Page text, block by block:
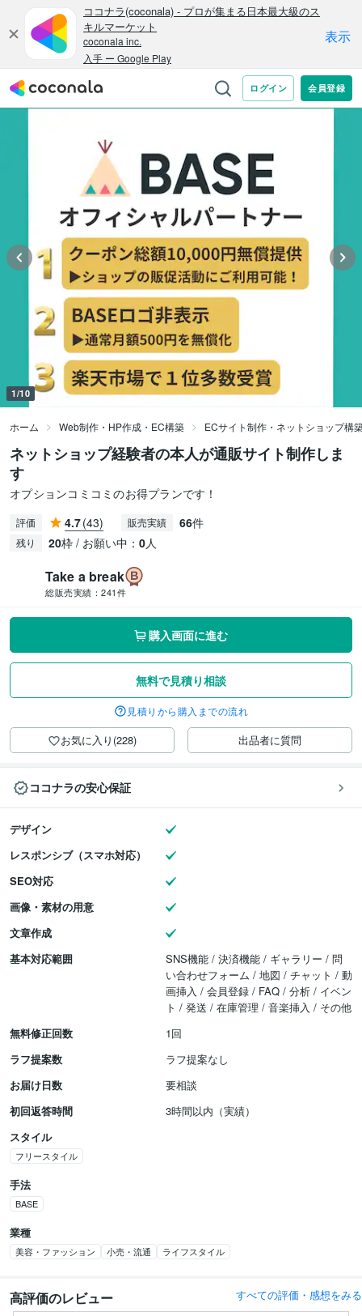
1/10
ホーム Web制作・HP作成・EC構築 ECサイト制作・ネットショップ構
ネットショップ経験者の本人が通販サイト制作しま
す
オプションコミコミのお得プランです！
評価 4.7(43) 販売実績 66件
残り 20枠 / お願い中： 0人
Take a break
総販売実績： 241件
購入画面に進む
無料で見積り相談
見積りから購入までの流れ
お気に入り(228) 出品者に質問
ココナラの安心保証
デザイン
レスポンシブ（スマホ対応）
SEO対応
画像・素材の用意
文章作成
基本対応範囲
SNS機能 / 決済機能 / ギャラリー / 問
い合わせフォーム / 地図 / チャット / 動
画挿入 / 会員登録 / FAQ / 分析 / イベン
ト / 発送 / 在庫管理 / 音楽挿入 / その他
無料修正回数
1回
ラフ提案数
ラフ提案なし
お届け日数
要相談
初回返答時間
3時間以内（実績）
スタイル
フリースタイル
手法
BASE
業種
美容・ファッション 小売・流通 ライフスタイル
高評価のレビュー すべての評価・感想をみる